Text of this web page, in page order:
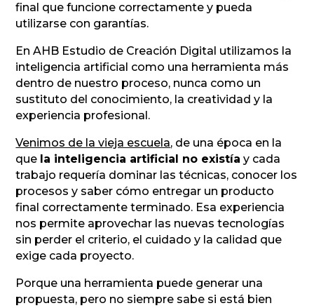
final que funcione correctamente y pueda
utilizarse con garantías.
En AHB Estudio de Creación Digital utilizamos la
inteligencia artificial como una herramienta más
dentro de nuestro proceso, nunca como un
sustituto del conocimiento, la creatividad y la
experiencia profesional.
Venimos de la vieja escuela, de una época en la
que la inteligencia artificial no existía y cada
trabajo requería dominar las técnicas, conocer los
procesos y saber cómo entregar un producto
final correctamente terminado. Esa experiencia
nos permite aprovechar las nuevas tecnologías
sin perder el criterio, el cuidado y la calidad que
exige cada proyecto.
Porque una herramienta puede generar una
propuesta, pero no siempre sabe si está bien